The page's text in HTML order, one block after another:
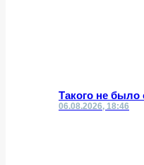
Такого не было
06.08.2026, 18:46